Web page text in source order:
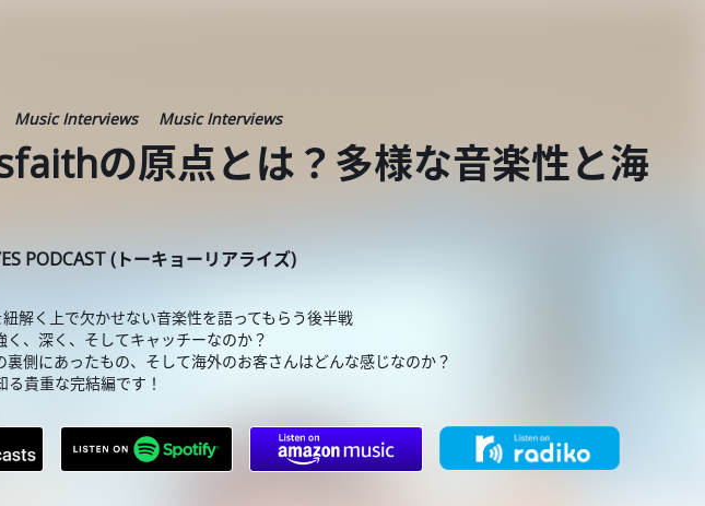
Music Interviews Music Interviews
の原点とは？多様な音楽性と海
PODCAST (トーキョーリアライズ)
解く上で欠かせない音楽性を語ってもらう後半戦
く、深く、そしてキャッチーなのか？
裏側にあったもの、そして海外のお客さんはどんな感じなのか？
貴重な完結編です！